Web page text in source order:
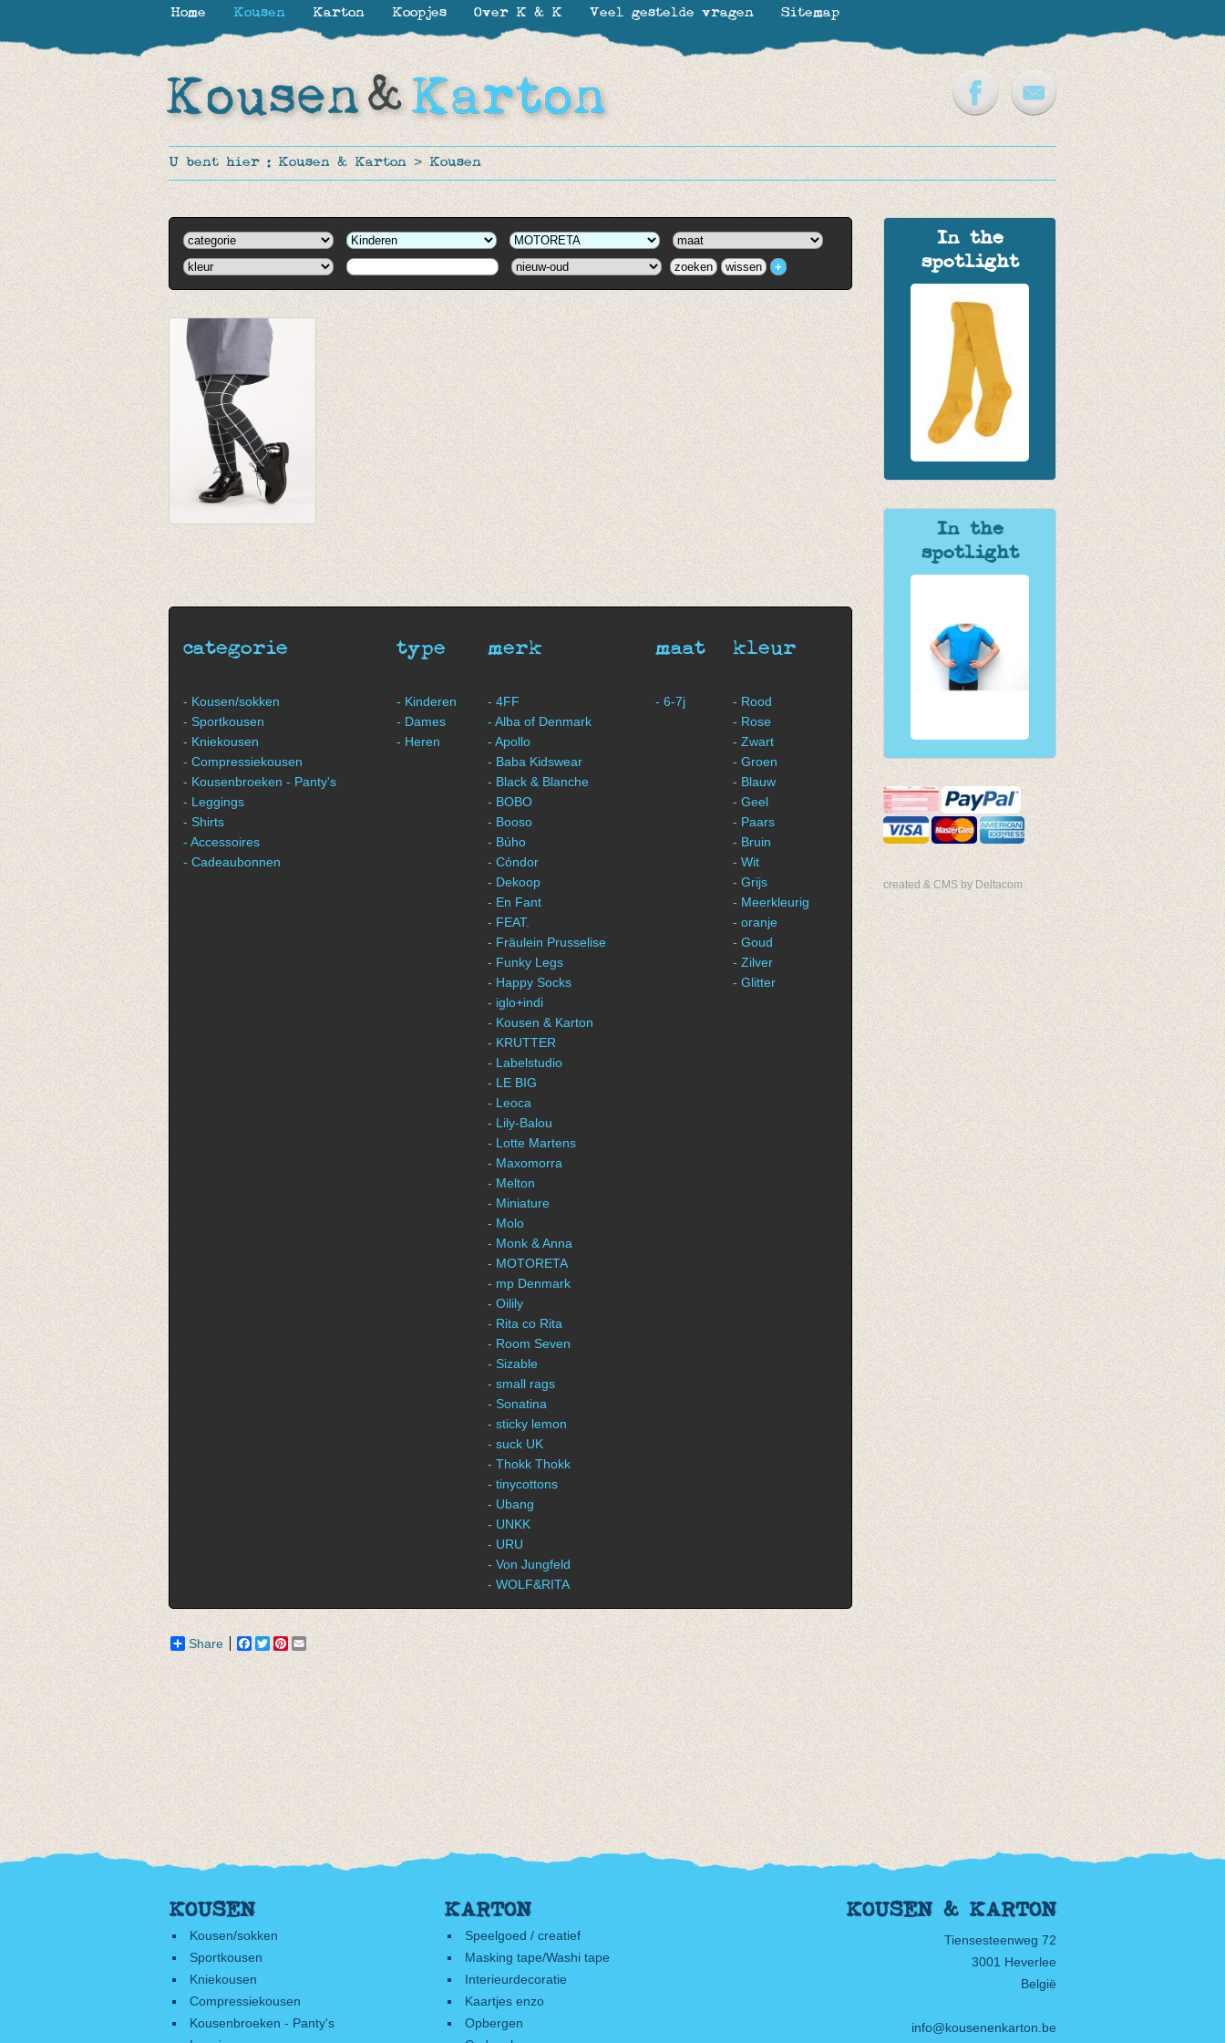
U bent hier : Kousen & Karton > Kousen
In the
spotlight
In the
spotlight
created & CMS by Deltacom
categorie
- Kousen/sokken
- Sportkousen
- Kniekousen
- Compressiekousen
- Kousenbroeken - Panty's
- Leggings
- Shirts
- Accessoires
- Cadeaubonnen
type
- Kinderen
- Dames
- Heren
merk
- 4FF
- Alba of Denmark
- Apollo
- Baba Kidswear
- Black & Blanche
- BOBO
- Booso
- Búho
- Cóndor
- Dekoop
- En Fant
- FEAT.
- Fräulein Prusselise
- Funky Legs
- Happy Socks
- iglo+indi
- Kousen & Karton
- KRUTTER
- Labelstudio
- LE BIG
- Leoca
- Lily-Balou
- Lotte Martens
- Maxomorra
- Melton
- Miniature
- Molo
- Monk & Anna
- MOTORETA
- mp Denmark
- Oilily
- Rita co Rita
- Room Seven
- Sizable
- small rags
- Sonatina
- sticky lemon
- suck UK
- Thokk Thokk
- tinycottons
- Ubang
- UNKK
- URU
- Von Jungfeld
- WOLF&RITA
maat
- 6-7j
kleur
- Rood
- Rose
- Zwart
- Groen
- Blauw
- Geel
- Paars
- Bruin
- Wit
- Grijs
- Meerkleurig
- oranje
- Goud
- Zilver
- Glitter
Share Facebook
TwitterPinterest
KOUSEN
Kousen/sokken
Sportkousen
Kniekousen
Compressiekousen
Kousenbroeken - Panty's
KARTON
Speelgoed / creatief
Masking tape/Washi tape
Interieurdecoratie
Kaartjes enzo
Opbergen
KOUSEN & KARTON
Tiensesteenweg 72
3001 Heverlee
België
info@kousenenkarton.be
Home Kousen Karton Koopjes Over K & K Veel gestelde vragen Sitemap